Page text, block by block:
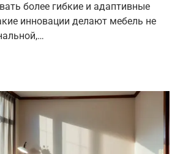
более гибкие и адаптивные
инновации делают мебель не